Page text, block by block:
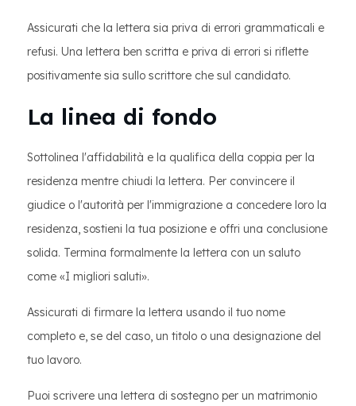
Assicurati che la lettera sia priva di errori grammaticali e
refusi. Una lettera ben scritta e priva di errori si riflette
positivamente sia sullo scrittore che sul candidato.
La linea di fondo
Sottolinea l'affidabilità e la qualifica della coppia per la
residenza mentre chiudi la lettera. Per convincere il
giudice o l'autorità per l'immigrazione a concedere loro la
residenza, sostieni la tua posizione e offri una conclusione
solida. Termina formalmente la lettera con un saluto
come «I migliori saluti».
Assicurati di firmare la lettera usando il tuo nome
completo e, se del caso, un titolo o una designazione del
tuo lavoro.
Puoi scrivere una lettera di sostegno per un matrimonio